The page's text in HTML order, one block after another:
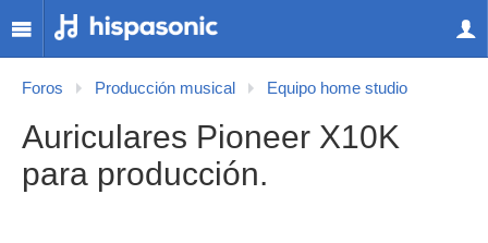
Foros Producción musical Equipo home studio
Auriculares Pioneer X10K
para producción.